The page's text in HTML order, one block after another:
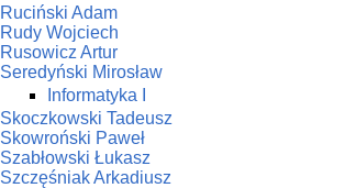
Ruciński Adam
Rudy Wojciech
Rusowicz Artur
Seredyński Mirosław
Informatyka I
Skoczkowski Tadeusz
Skowroński Paweł
Szabłowski Łukasz
Szczęśniak Arkadiusz